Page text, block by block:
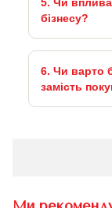
бізнесу?
6. Чи варто
замість